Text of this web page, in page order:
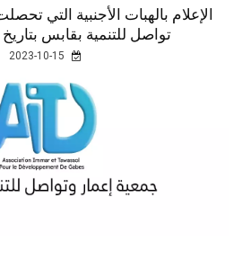
الإعلام بالهبات الأجنبية التي
تواصل للتنمية بقابس بتاريخ 06/10/2023.